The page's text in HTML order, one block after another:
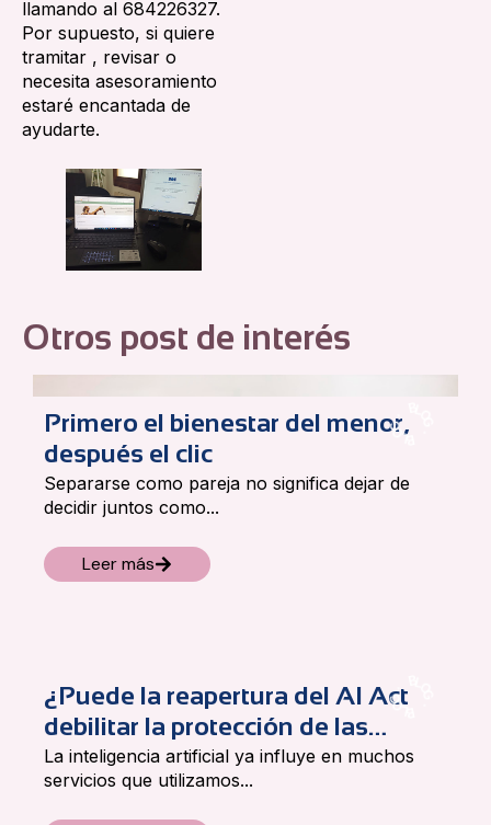
llamando al 684226327.
Por supuesto, si quiere
tramitar , revisar o
necesita asesoramiento
estaré encantada de
ayudarte.
Otros post de interés
B
L
O
G
Primero el bienestar del menor,
después el clic
Separarse como pareja no significa dejar de
decidir juntos como...
Leer más
B
L
O
G
¿Puede la reapertura del AI Act
debilitar la protección de las
personas consumidoras?
La inteligencia artificial ya influye en muchos
servicios que utilizamos...